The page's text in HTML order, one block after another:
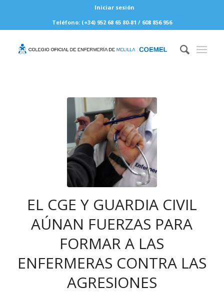
Iniciar sesión
Teléfono: (+34) 952 68 65 80-81 / 608 856 956
EL CGE Y GUARDIA CIVIL
AÚNAN FUERZAS PARA
FORMAR A LAS
ENFERMERAS CONTRA LAS
AGRESIONES